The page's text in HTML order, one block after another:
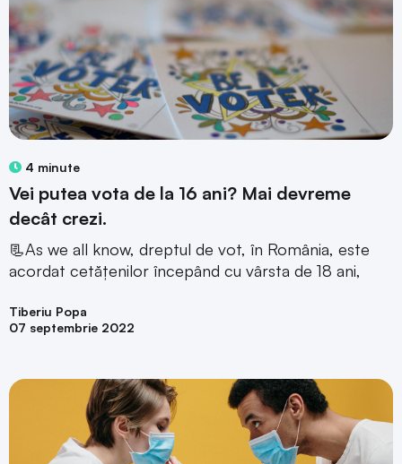
4 minute
Vei putea vota de la 16 ani? Mai devreme
decât crezi.
📃As we all know, dreptul de vot, în România, este
acordat cetățenilor începând cu vârsta de 18 ani,
Tiberiu Popa
07 septembrie 2022